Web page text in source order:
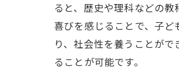
ると、歴史や理科などの
喜びを感じることで、子
り、社会性を養うことが
ることが可能です。